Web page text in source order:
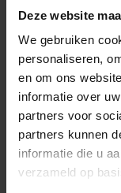
Deze website
We gebruiken
personaliseren,
en om ons
informatie over
partners voor
partners kunnen
informatie die u
verzameld op
Wilt u niet het
boot isoleren
onze isolatiekurk.
binnengebruik en
samengestelde
Is kurk